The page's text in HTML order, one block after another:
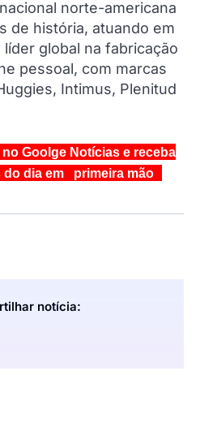
norte-americana
de história, atuando em
líder global na fabricação
pessoal, com marcas
Intimus, Plenitud
Goolge Notícias e receba
dia em primeira mão
notícia: